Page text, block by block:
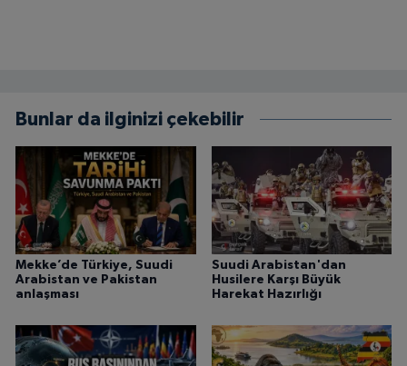
Bunlar da ilginizi çekebilir
Mekke’de Türkiye, Suudi
Arabistan ve Pakistan
anlaşması
Suudi Arabistan'dan
Husilere Karşı Büyük
Harekat Hazırlığı